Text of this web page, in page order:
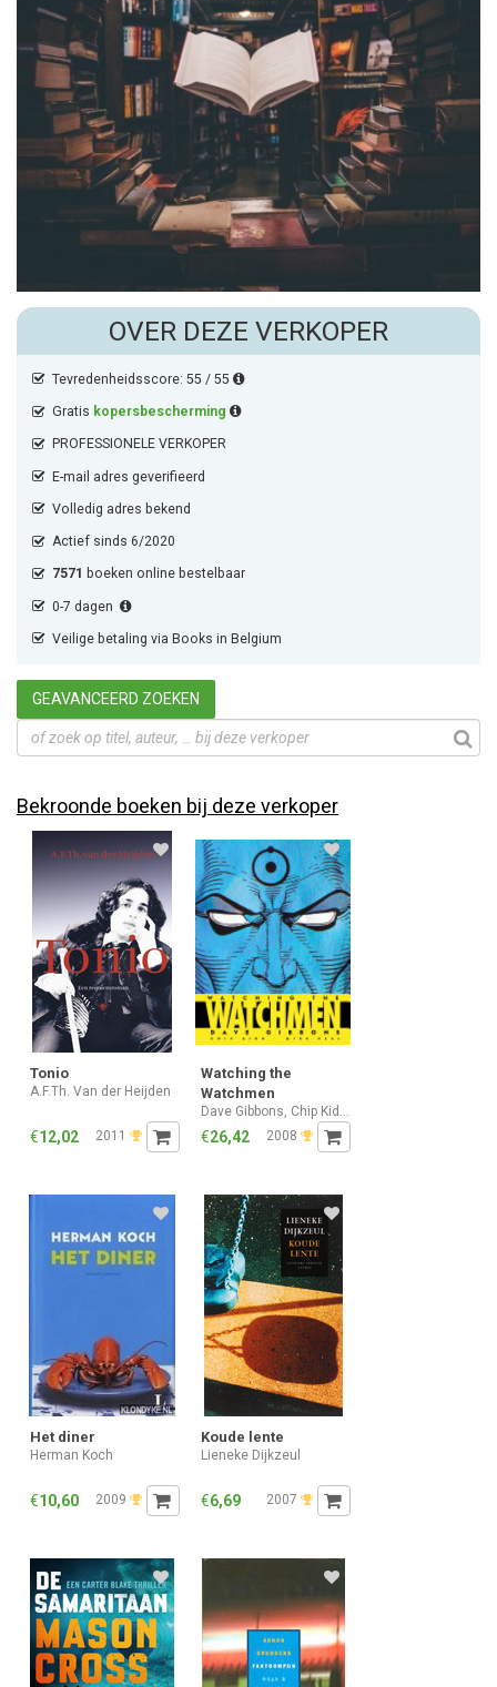
OVER DEZE VERKOPER
Tevredenheidsscore: 55 / 55
Gratis kopersbescherming
PROFESSIONELE VERKOPER
E-mail adres geverifieerd
Volledig adres bekend
Actief sinds 6/2020
7571 boeken online bestelbaar
0-7 dagen
Veilige betaling via Books in Belgium
GEAVANCEERD ZOEKEN
Bekroonde boeken bij deze verkoper
Tonio
A.F.Th. Van der Heijden
€12,02 2011
Watching the
Watchmen
Dave Gibbons, Chip Kidd, Mike Essl
€26,42 2008
Het diner
Herman Koch
€10,60 2009
Koude lente
Lieneke Dijkzeul
€6,69 2007